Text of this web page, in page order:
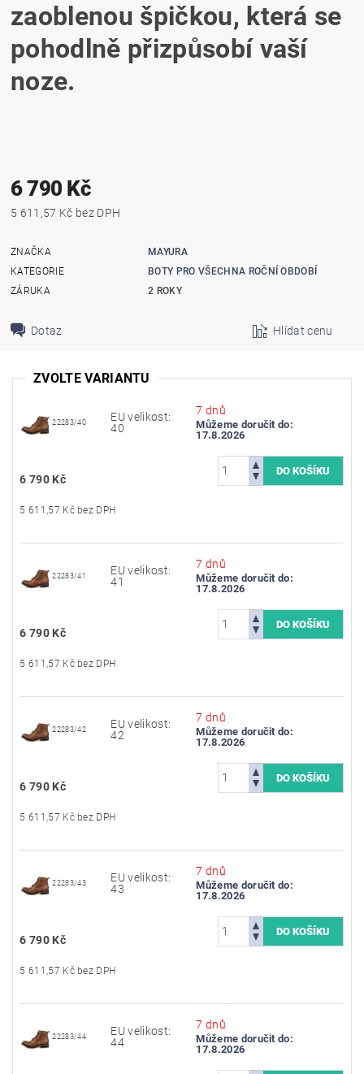
zaoblenou špičkou, která se
pohodlně přizpůsobí vaší
noze.
6 790 Kč
5 611,57 Kč bez DPH
ZNAČKA
MAYURA
KATEGORIE
BOTY PRO VŠECHNA ROČNÍ OBDOBÍ
ZÁRUKA
2 ROKY
Dotaz Hlídat cenu
ZVOLTE VARIANTU
22283/40
EU velikost:
40
7 dnů
Můžeme doručit do:
17.8.2026
6 790 Kč
5 611,57 Kč bez DPH
22283/41
EU velikost:
41
7 dnů
Můžeme doručit do:
17.8.2026
6 790 Kč
5 611,57 Kč bez DPH
22283/42
EU velikost:
42
7 dnů
Můžeme doručit do:
17.8.2026
6 790 Kč
5 611,57 Kč bez DPH
22283/43
EU velikost:
43
7 dnů
Můžeme doručit do:
17.8.2026
6 790 Kč
5 611,57 Kč bez DPH
22283/44
EU velikost:
44
7 dnů
Můžeme doručit do:
17.8.2026